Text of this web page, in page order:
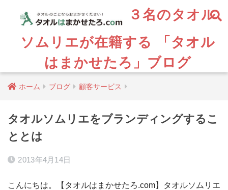
３名のタオル
ソムリエが在籍する 「タオル
はまかせたろ」ブログ
ホーム ブログ 顧客サービス
タオルソムリエをブランディングするこ
ととは
2013年4月14日
こんにちは。【タオルはまかせたろ.com】タオルソムリエ